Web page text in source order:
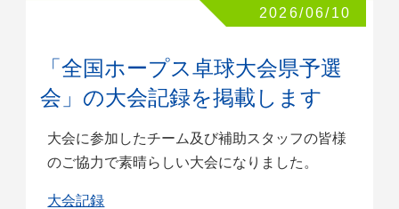
「全国ホープス卓球大会県予選
会」の大会記録を掲載します
2026/06/10
大会に参加したチーム及び補助スタッフの皆様
のご協力で素晴らしい大会になりました。
大会記録